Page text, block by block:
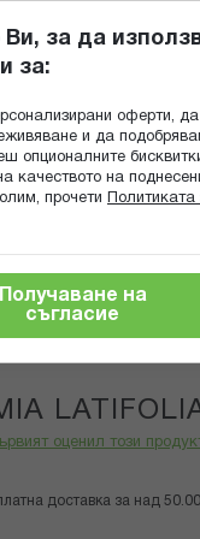
Търсене
ПОПИТАЙ
ХРАНИТЕЛНИ ДОБАВКИ
оценил този
доставка за над
за да
за:
оферти, да
и да
опционалните
качеството на
прочети
Политиката
Получаване на
съгласие